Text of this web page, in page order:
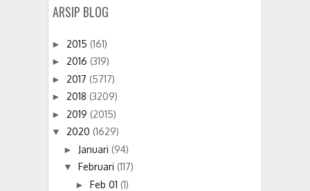
ARSIP BLOG
► 2015 (161)
► 2016 (319)
► 2017 (5717)
► 2018 (3209)
► 2019 (2015)
▼ 2020 (1629)
► Januari (94)
▼ Februari (117)
► Feb 01 (1)